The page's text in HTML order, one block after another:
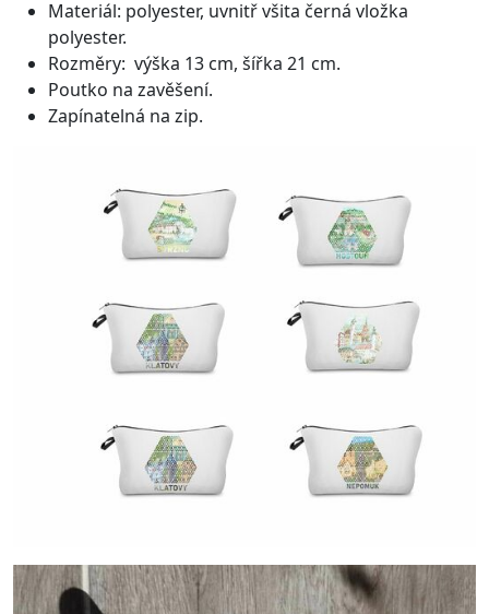
Materiál: polyester, uvnitř všita černá vložka
polyester.
Rozměry: výška 13 cm, šířka 21 cm.
Poutko na zavěšení.
Zapínatelná na zip.